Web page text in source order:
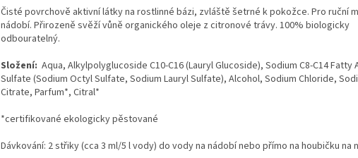
Čisté povrchově aktivní látky na rostlinné bázi, zvláště šetrné k pokožce. Pro ruční
nádobí. Přirozeně svěží vůně organického oleje z citronové trávy. 100% biologicky
odbouratelný.
Složení: Aqua, Alkylpolyglucoside C10-C16 (Lauryl Glucoside), Sodium C8-C14 Fatty
Sulfate (Sodium Octyl Sulfate, Sodium Lauryl Sulfate), Alcohol, Sodium Chloride,
Citrate, Parfum*, Citral*
*certifikované ekologicky pěstované
Dávkování: 2 střiky (cca 3 ml/5 l vody) do vody na nádobí nebo přímo na houbičku na